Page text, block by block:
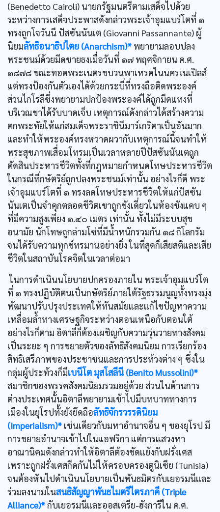
(Benedetto Cairoli) นายกรัฐมนตรีตามเสด็จไปด้วย
ระหว่างการเสด็จประพาสดังกล่าวพระเจ้าอุมแบร์โตที่ ๑
ทรงถูกโจวันนี ปัสซันนันเต (Giovanni Passannante) ผู้
นิยมลัทธิอนาธิปไตย (Anarchism)* พยายามลอบปลง
พระชนม์ด้วยมีดชายธงเมื่อวันที่ ๑๗ พฤศจิกายน ค.ศ.
๑๘๗๘ ขณะทอดพระเนตรขบวนพาเหรดในนครเนเปิลส์
แต่ทรงป้องกันตัวเองได้ด้วยกระบี่ที่ทรงถือติดพระองค์
ส่วนไกโรลีซึ่งพยายามปกป้องพระองค์ได้ถูกมีดแทงที่
บริเวณขาได้รับบาดเจ็บ เหตุการณ์ดังกล่าวได้สร้างความ
ตกพระทัยให้แก่สมเด็จพระราชินีมาร์เกริตาเป็นอันมาก
และทำให้พระองค์ทรงหวาดผวากับเหตุการณ์นี้จนทำให้
พระสุขภาพเสื่อมโทรมเป็นเวลาหลายปีปัสซันนันเตถูก
ตัดสินประหารชีวิตทั้งที่กฎหมายกำหนดโทษประหารชีวิต
ในกรณีที่กษัตริย์ถูกปลงพระชนม์เท่านั้น อย่างไรก็ดี พระ
เจ้าอุมแบร์โตที่ ๑ ทรงลดโทษประหารชีวิตให้แก่ปัสซัน
นันเตเป็นจำคุกตลอดชีวิตเขาถูกขังเดี่ยวในห้องขังแคบ ๆ
ที่มีความสูงเพียง ๑.๔๐ เมตร เท่านั้น ทั้งไม่มีระบบสุข
อนามัย นักโทษถูกล่ามโซ่ที่มีน้ำหนักรวมกัน ๑๘ กิโลกรัม
จนได้รับความทุกข์ทรมานอย่างยิ่ง ในที่สุดก็เสียสติและเสีย
ชีวิตในสถาบันโรคจิตในเวลาต่อมา
ในการดำเนินนโยบายปกครองภายใน พระเจ้าอุมแบร์โต
ที่ ๑ ทรงปฏิบัติตนเป็นกษัตริย์ภายใต้รัฐธรรมนูญทั้งทรงมุ่ง
พัฒนาปรับปรุงประเทศให้ทันสมัยและแก้ไขปัญหาความ
เหลื่อมล้ำทางเศรษฐกิจระหว่างตอนเหนือกับตอนใต้
อย่างไรก็ตาม อิตาลีก็ต้องเผชิญกับความวุ่นวายทางสังคม
เป็นระยะ ๆ การขยายตัวของลัทธิสังคมนิยม การเรียกร้อง
สิทธิเสรีภาพของประชาชนและการประท้วงต่าง ๆ ซึ่งใน
กลุ่มผู้ประท้วงก็มีเบนีโต มุสโสลีนี (Benito Mussolini)*
สมาชิกของพรรคสังคมนิยมรวมอยู่ด้วย ส่วนในด้านการ
ต่างประเทศนั้นอิตาลีพยายามเข้าไปมีบทบาททางการ
เมืองในยุโรปทั้งยังยึดถือลัทธิจักรวรรดินิยม
(Imperialism)* เช่นเดียวกับมหาอำนาจอื่น ๆ ของยุโรป มี
การขยายอำนาจเข้าไปในแอฟริกา แต่การแสวงหา
อาณานิคมดังกล่าวทำให้อิตาลีต้องขัดแย้งกับฝรั่งเศส
เพราะถูกฝรั่งเศสกีดกันไม่ให้ครอบครองตูนิเซีย (Tunisia)
จนต้องหันไปดำเนินนโยบายเป็นพันธมิตรกับเยอรมนีและ
ร่วมลงนามในสนธิสัญญาพันธไมตรีไตรภาคี (Triple
Alliance)*กับเยอรมนีและออสเตรีย-ฮังการีใน ค.ศ.